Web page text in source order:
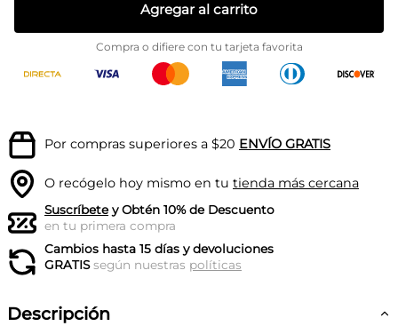
Agregar al carrito
Compra o difiere con tu tarjeta favorita
Por compras superiores a $20 ENVÍO GRATIS
O recógelo hoy mismo en tu tienda más cercana
Suscríbetey Obtén 10% de Descuento
en tu primera compra
Cambios hasta 15 días y devoluciones
GRATISsegún nuestras políticas
Descripción